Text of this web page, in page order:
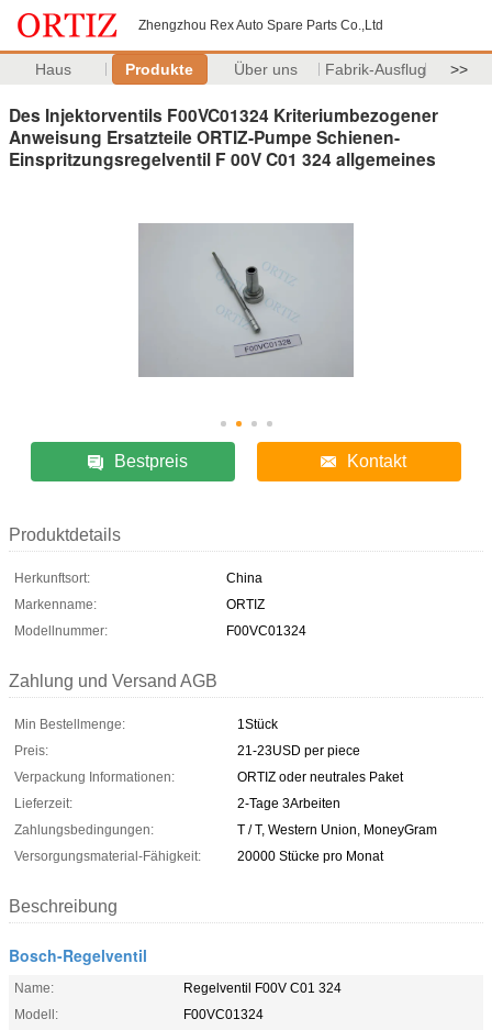
Zhengzhou Rex Auto Spare Parts Co.,Ltd
Haus Produkte Über uns Fabrik-Ausflug >>
Des Injektorventils F00VC01324 Kriteriumbezogener
Anweisung Ersatzteile ORTIZ-Pumpe Schienen-
Einspritzungsregelventil F 00V C01 324 allgemeines
Bestpreis Kontakt
Produktdetails
Herkunftsort:
China
Markenname:
ORTIZ
Modellnummer:
F00VC01324
Zahlung und Versand AGB
Min Bestellmenge:
1Stück
Preis:
21-23USD per piece
Verpackung Informationen:
ORTIZ oder neutrales Paket
Lieferzeit:
2-Tage 3Arbeiten
Zahlungsbedingungen:
T / T, Western Union, MoneyGram
Versorgungsmaterial-Fähigkeit:
20000 Stücke pro Monat
Beschreibung
Bosch-Regelventil
Name:
Regelventil F00V C01 324
Modell:
F00VC01324